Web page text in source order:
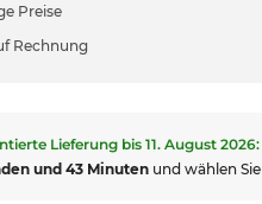
Preise
Rechnung
Lieferung bis11. August 2026:
und 43 Minuten und wählen Sie